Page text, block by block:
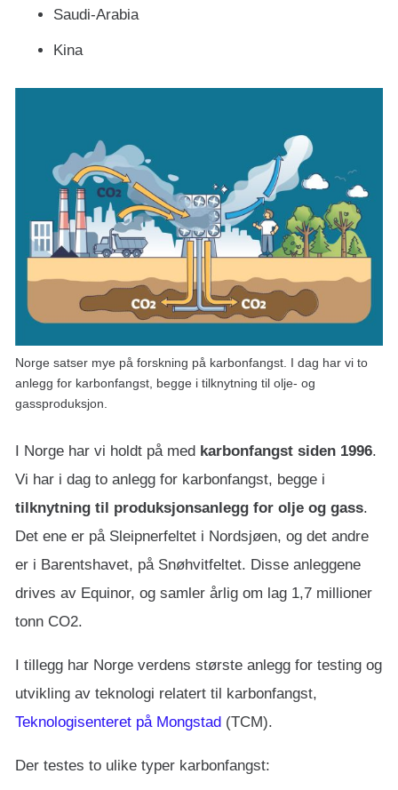
Saudi-Arabia
Kina
Norge satser mye på forskning på karbonfangst. I dag har vi to
anlegg for karbonfangst, begge i tilknytning til olje- og
gassproduksjon.
I Norge har vi holdt på med karbonfangst siden 1996.
Vi har i dag to anlegg for karbonfangst, begge i
tilknytning til produksjonsanlegg for olje og gass.
Det ene er på Sleipnerfeltet i Nordsjøen, og det andre
er i Barentshavet, på Snøhvitfeltet. Disse anleggene
drives av Equinor, og samler årlig om lag 1,7 millioner
tonn CO2.
I tillegg har Norge verdens største anlegg for testing og
utvikling av teknologi relatert til karbonfangst,
Teknologisenteret på Mongstad (TCM).
Der testes to ulike typer karbonfangst: